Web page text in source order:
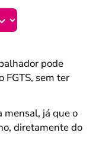
pode
FGTS, sem ter
mensal, já que o
diretamente do